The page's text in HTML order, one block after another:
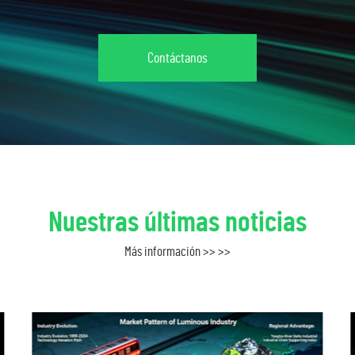
Contáctanos
Nuestras últimas noticias
Más información >> >>